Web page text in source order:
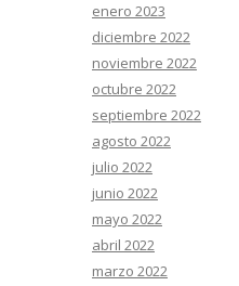
enero 2023
diciembre 2022
noviembre 2022
octubre 2022
septiembre 2022
agosto 2022
julio 2022
junio 2022
mayo 2022
abril 2022
marzo 2022